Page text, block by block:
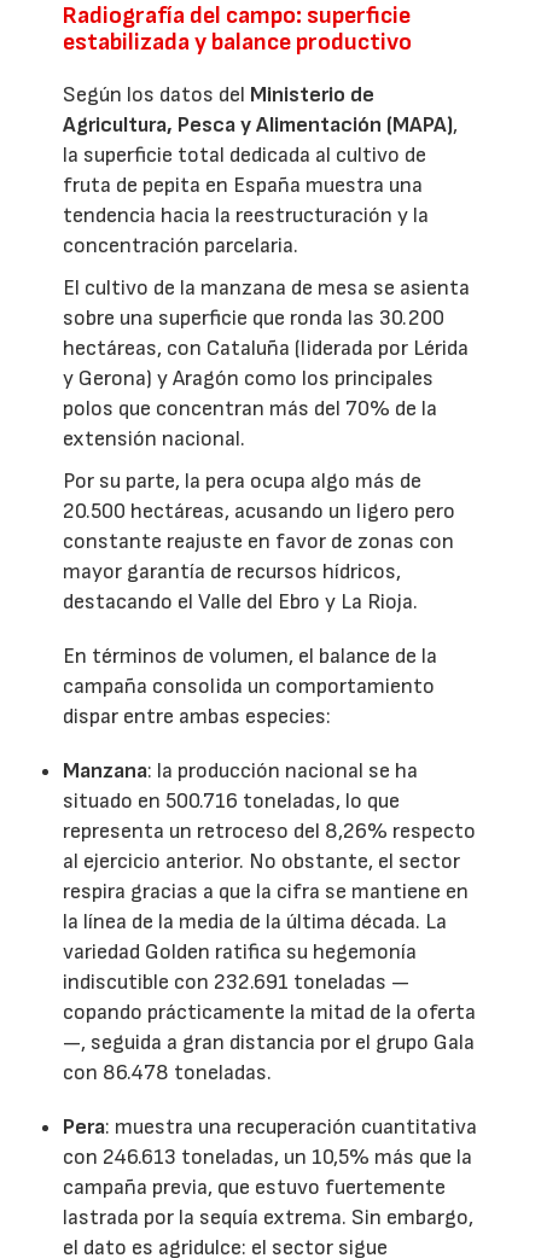
Radiografía del campo: superficie
estabilizada y balance productivo
Según los datos del Ministerio de
Agricultura, Pesca y Alimentación (MAPA),
la superficie total dedicada al cultivo de
fruta de pepita en España muestra una
tendencia hacia la reestructuración y la
concentración parcelaria.
El cultivo de la manzana de mesa se asienta
sobre una superficie que ronda las 30.200
hectáreas, con Cataluña (liderada por Lérida
y Gerona) y Aragón como los principales
polos que concentran más del 70% de la
extensión nacional.
Por su parte, la pera ocupa algo más de
20.500 hectáreas, acusando un ligero pero
constante reajuste en favor de zonas con
mayor garantía de recursos hídricos,
destacando el Valle del Ebro y La Rioja.
En términos de volumen, el balance de la
campaña consolida un comportamiento
dispar entre ambas especies:
Manzana: la producción nacional se ha
situado en 500.716 toneladas, lo que
representa un retroceso del 8,26% respecto
al ejercicio anterior. No obstante, el sector
respira gracias a que la cifra se mantiene en
la línea de la media de la última década. La
variedad Golden ratifica su hegemonía
indiscutible con 232.691 toneladas —
copando prácticamente la mitad de la oferta
—, seguida a gran distancia por el grupo Gala
con 86.478 toneladas.
Pera: muestra una recuperación cuantitativa
con 246.613 toneladas, un 10,5% más que la
campaña previa, que estuvo fuertemente
lastrada por la sequía extrema. Sin embargo,
el dato es agridulce: el sector sigue